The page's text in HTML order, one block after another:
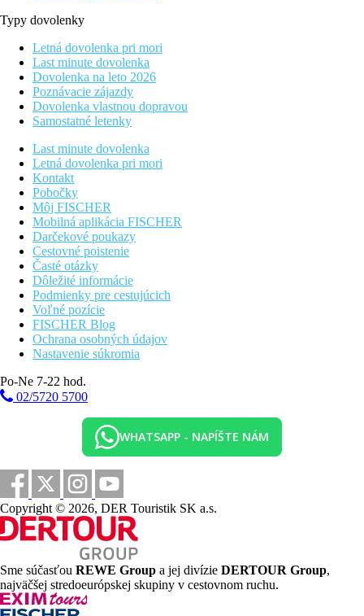
Typy dovolenky
Letná dovolenka pri mori
Last minute dovolenka
Dovolenka na leto 2026
Poznávacie zájazdy
Dovolenka vlastnou dopravou
Samostatné letenky
Last minute dovolenka
Letná dovolenka pri mori
Kontakt
Pobočky
Môj FISCHER
Mobilná aplikácia FISCHER
Darčekové poukazy
Cestovné poistenie
Časté otázky
Dôležité informácie
Podmienky pre cestujúcich
Voľné pozície
FISCHER Blog
Ochrana osobných údajov
Nastavenie súkromia
Po-Ne 7-22 hod.
02/5720 5700
WHATSAPP - NAPÍŠTE NÁM
Copyright © 2026, DER Touristik SK a.s.
Sme súčasťou REWE Group a jej divízie DERTOUR Group,
najväčšej stredoeurópskej skupiny v cestovnom ruchu.